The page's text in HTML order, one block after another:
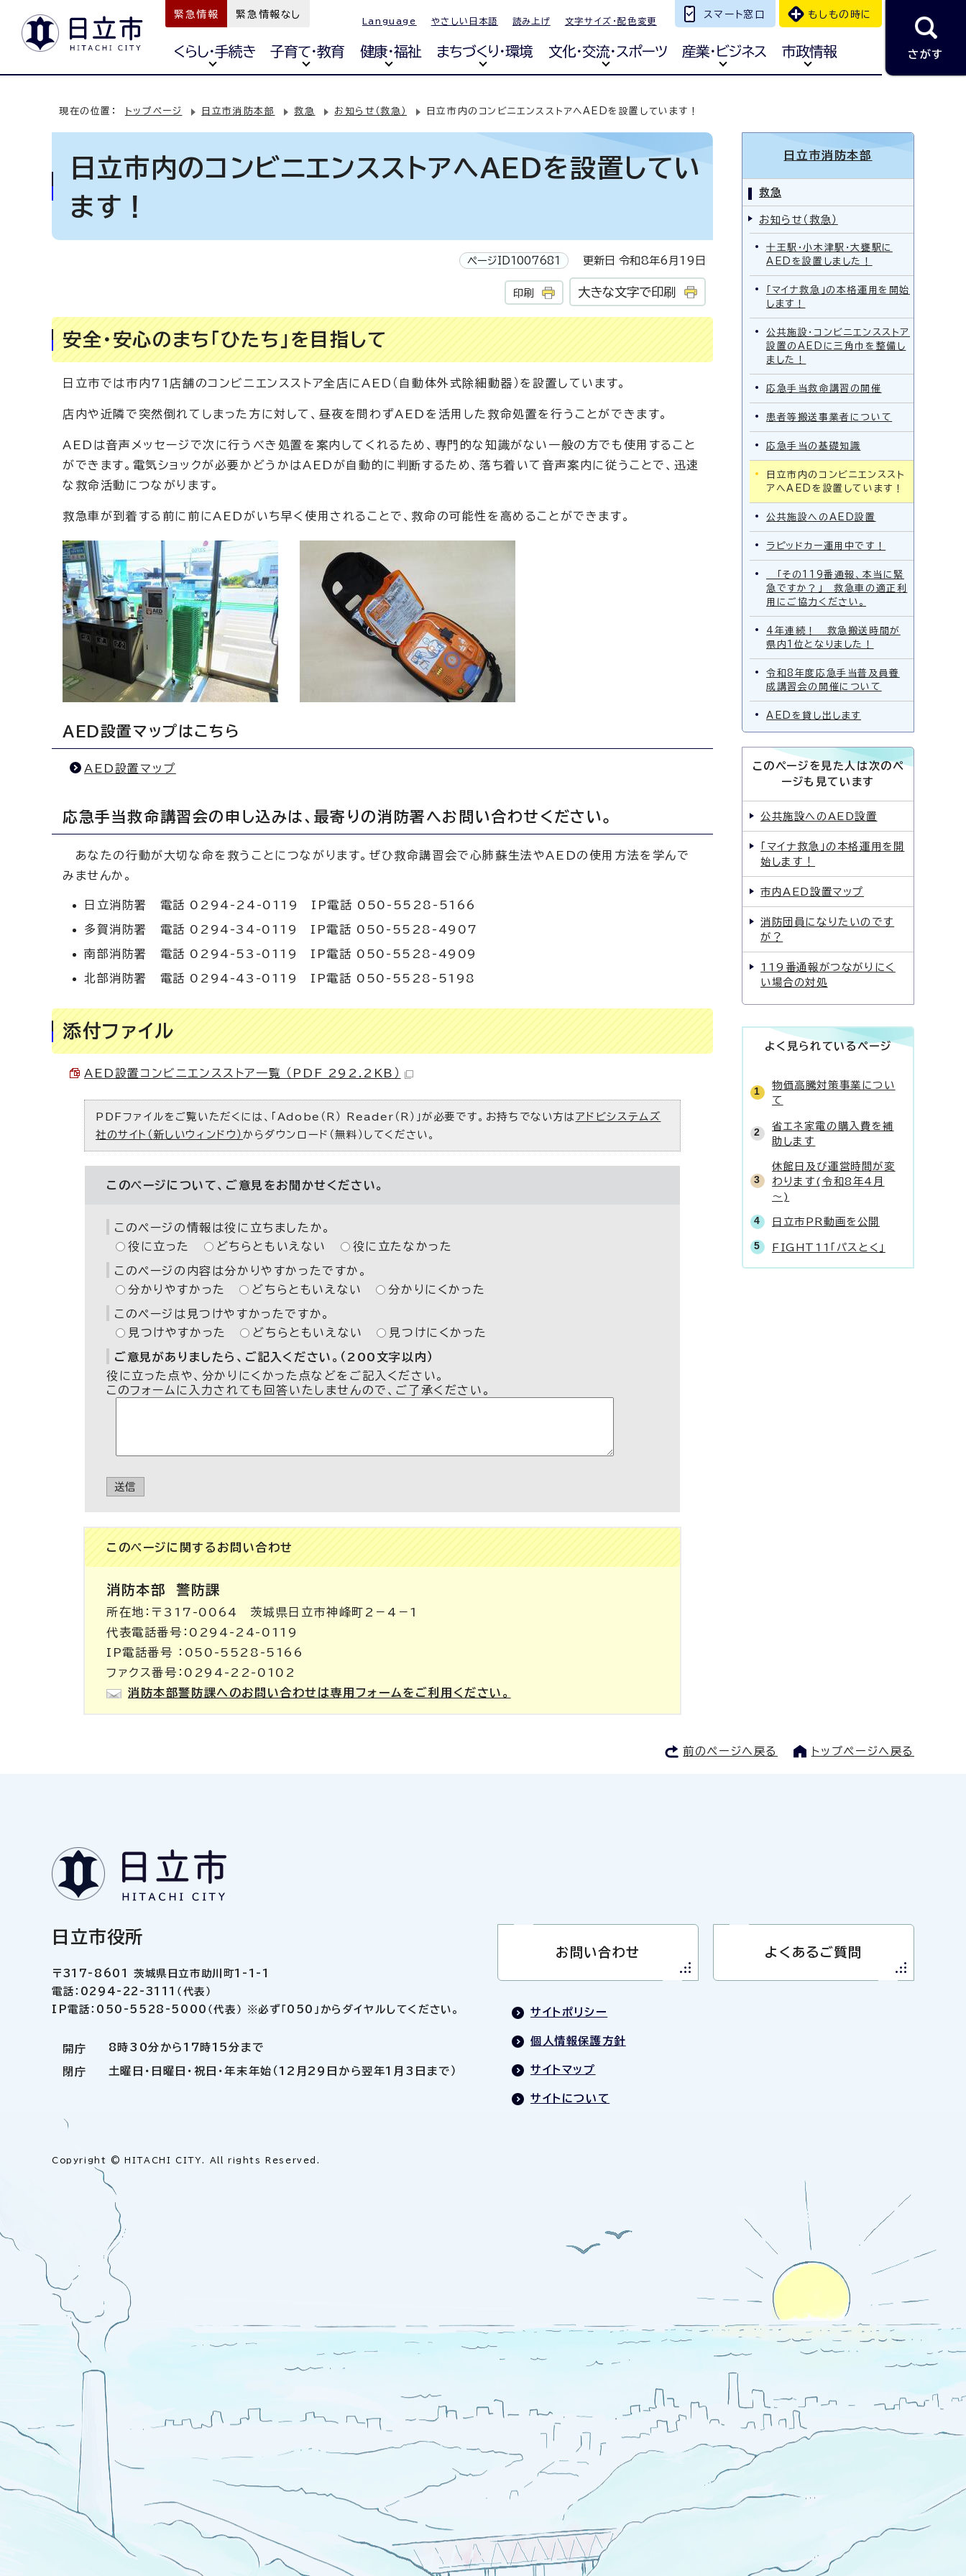
緊急情報 緊急情報なし
Language やさしい日本語 読み上げ 文字サイズ・配色変更
スマート窓口 もしもの時に
くらし・手続き 子育て・教育 健康・福祉 まちづくり・環境 文化・交流・スポーツ 産業・ビジネス 市政情報 さがす
現在の位置： トップページ 日立市消防本部 救急 お知らせ（救急） 日立市内のコンビニエンスストアへAEDを設置しています！
日立市内のコンビニエンスストアへAEDを設置してい
ます！
ページID1007681 更新日 令和8年6月19日
印刷 大きな文字で印刷
安全・安心のまち「ひたち」を目指して
日立市では市内71店舗のコンビニエンスストア全店にAED（自動体外式除細動器）を設置しています。
店内や近隣で突然倒れてしまった方に対して、昼夜を問わずAEDを活用した救命処置を行うことができます。
AEDは音声メッセージで次に行うべき処置を案内してくれるため、専門的な知識がない一般の方でも使用すること
ができます。電気ショックが必要かどうかはAEDが自動的に判断するため、落ち着いて音声案内に従うことで、迅速
な救命活動につながります。
救急車が到着する前に前にAEDがいち早く使用されることで、救命の可能性を高めることができます。
AED設置マップはこちら
AED設置マップ
応急手当救命講習会の申し込みは、最寄りの消防署へお問い合わせください。
あなたの行動が大切な命を救うことにつながります。ぜひ救命講習会で心肺蘇生法やAEDの使用方法を学んで
みませんか。
日立消防署 電話 0294-24-0119 IP電話 050-5528-5166
多賀消防署 電話 0294-34-0119 IP電話 050-5528-4907
南部消防署 電話 0294-53-0119 IP電話 050-5528-4909
北部消防署 電話 0294-43-0119 IP電話 050-5528-5198
添付ファイル
AED設置コンビニエンスストア一覧 （PDF 292.2KB）
PDFファイルをご覧いただくには、「Adobe（R） Reader（R）」が必要です。お持ちでない方は アドビシステムズ
社のサイト（新しいウィンドウ） からダウンロード（無料）してください。
このページについて、ご意見をお聞かせください。
このページの情報は役に立ちましたか。
役に立った
どちらともいえない 役に立たなかった
このページの内容は分かりやすかったですか。
分かりやすかった
どちらともいえない 分かりにくかった
このページは見つけやすかったですか。
見つけやすかった
どちらともいえない 見つけにくかった
ご意見がありましたら、ご記入ください。（200文字以内）
役に立った点や、分かりにくかった点などをご記入ください。
このフォームに入力されても回答いたしませんので、ご了承ください。
送信
このページに関する お問い合わせ
消防本部 警防課
所在地：〒317-0064 茨城県日立市神峰町2－4－1
代表電話番号：0294-24-0119
IP電話番号 ：050-5528-5166
ファクス番号：0294-22-0102
消防本部警防課へのお問い合わせは専用フォームをご利用ください。
日立市消防本部
救急
お知らせ（救急）
十王駅・小木津駅・大甕駅に
AEDを設置しました！
「マイナ救急」の本格運用を開始
します！
公共施設・コンビニエンスストア
設置のAEDに三角巾を整備し
ました！
応急手当救命講習の開催
患者等搬送事業者について
応急手当の基礎知識
日立市内のコンビニエンススト
アへAEDを設置しています！
公共施設へのAED設置
ラピッドカー運用中です！
「その119番通報、本当に緊
急ですか？」 救急車の適正利
用にご協力ください。
4年連続！ 救急搬送時間が
県内1位となりました！
令和8年度応急手当普及員養
成講習会の開催について
AEDを貸し出します
このページを見た人は次のペ
ージも見ています
公共施設へのAED設置
「マイナ救急」の本格運用を開
始します！
市内AED設置マップ
消防団員になりたいのです
が？
119番通報がつながりにく
い場合の対処
よく見られているページ
物価高騰対策事業につい
て
省エネ家電の購入費を補
助します
休館日及び運営時間が変
わります(令和8年4月
～)
日立市PR動画を公開
FIGHT11「パスとく」
前のページへ戻る トップページへ戻る
日立市役所
〒317-8601 茨城県日立市助川町1-1-1
電話：0294-22-3111（代表）
IP電話：050-5528-5000（代表） ※必ず「050」からダイヤルしてください。
開庁 8時30分から17時15分まで
閉庁 土曜日・日曜日・祝日・年末年始（12月29日から翌年1月3日まで）
お問い合わせ よくあるご質問
サイトポリシー
個人情報保護方針
サイトマップ
サイトについて
Copyright © HITACHI CITY. All rights Reserved.